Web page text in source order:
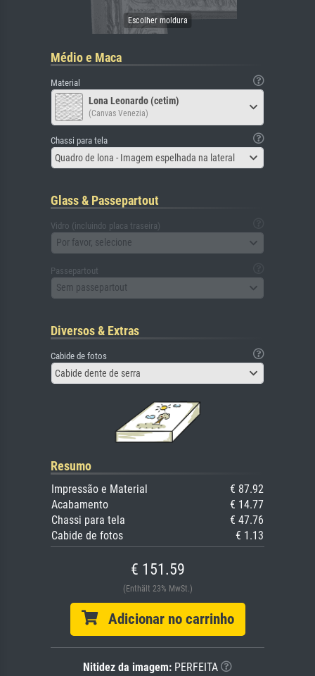
Médio e Maca
Material
Lona Leonardo (cetim)
(Canvas Venezia)
Chassi para tela
Quadro de lona - Imagem espelhada na lateral
Glass & Passepartout
Vidro (incluindo placa traseira)
Por favor, selecione
Passepartout
Sem passepartout
Diversos & Extras
Cabide de fotos
Cabide dente de serra
Resumo
Impressão e Material
€ 87.92
Acabamento
€ 14.77
Chassi para tela
€ 47.76
Cabide de fotos
€ 1.13
€ 151.59
(Enthält 23% MwSt.)
Adicionar no carrinho
Nitidez da imagem: PERFEITA